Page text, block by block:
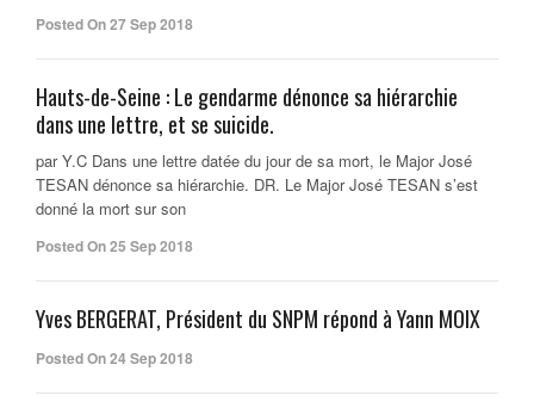
Posted On 27 Sep 2018
Hauts-de-Seine : Le gendarme dénonce sa hiérarchie
dans une lettre, et se suicide.
par Y.C Dans une lettre datée du jour de sa mort, le Major José
TESAN dénonce sa hiérarchie. DR. Le Major José TESAN s’est
donné la mort sur son
Posted On 25 Sep 2018
Yves BERGERAT, Président du SNPM répond à Yann MOIX
Posted On 24 Sep 2018